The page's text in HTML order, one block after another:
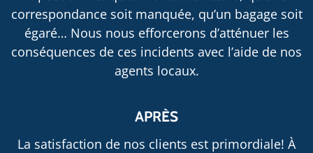
correspondance soit manquée, qu’un bagage soit
égaré… Nous nous efforcerons d’atténuer les
conséquences de ces incidents avec l’aide de nos
agents locaux.
APRÈS
La satisfaction de nos clients est primordiale! À